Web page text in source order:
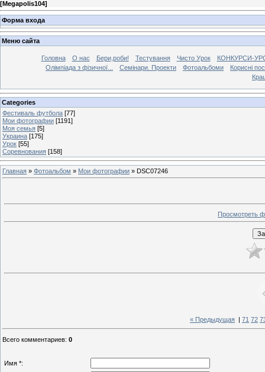
[Megapolis104]
Форма входа
Меню сайта
Головна О нас Бери,роби! Тестування Чисто Урок
КОНКУРСИ-
Олімпіада з фізичної...
Семінари. Проекти Фотоальбоми
Корисні
Categories
Фестиваль футбола [77]
Мои фотографии [1191]
Моя семья [5]
Украина [175]
Урок [55]
Соревнования [158]
Главная » Фотоальбом » Мои фотографии » DSC07246
Просмотреть
« Предыдущая 71 72
Всего комментариев: 0
Имя *: